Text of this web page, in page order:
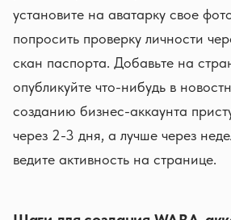
установите на аватарку свое
попросить проверку личности
скан паспорта. Добавьте на
опубликуйте что-нибудь в
созданию бизнес-аккаунта
через 2-3 дня, а лучше через
ведите активность на странице.